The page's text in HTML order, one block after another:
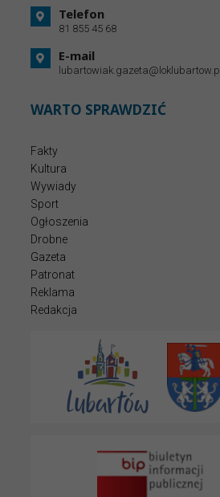
Telefon
81 855 45 68
E-mail
lubartowiak.gazeta@loklubartow.pl
WARTO SPRAWDZIĆ
Fakty
Kultura
Wywiady
Sport
Ogłoszenia
Drobne
Gazeta
Patronat
Reklama
Redakcja